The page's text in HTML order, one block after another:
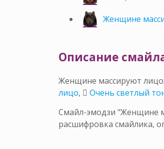
Женщине
Описание смайла
Женщине массируют
лицо, 🏻 Очень светлый
Смайл-эмодзи "Женщине
расшифровка смайлика,